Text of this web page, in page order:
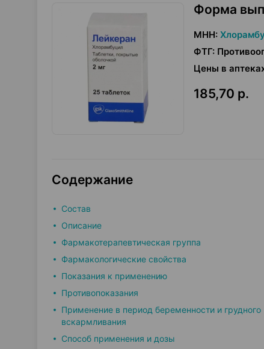
Форма
МНН:
ФТГ:
Цены в
185,70 р.
Содержание
Состав
Описание
Фармакотерапевтическая группа
Фармакологические свойства
Показания к применению
Противопоказания
Применение в период беременности и грудного
вскармливания
Способ применения и дозы